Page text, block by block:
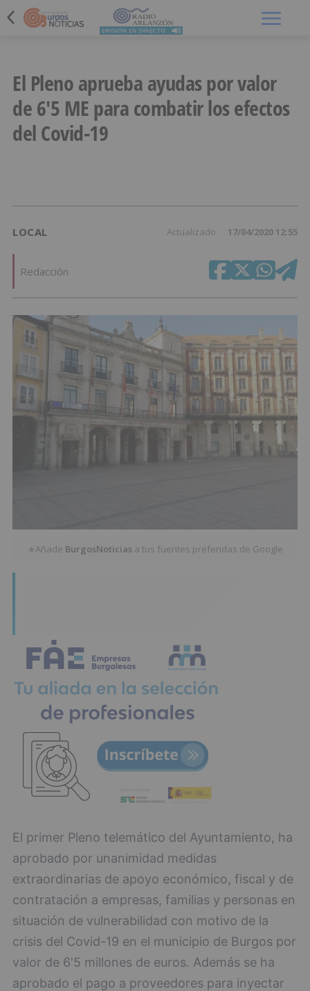
El Pleno aprueba ayudas por valor
de 6'5 ME para combatir los efectos
del Covid-19
LOCAL Actualizado 17/04/2020 12:55
Redacción
★Añade BurgosNoticias a tus fuentes preferidas de Google
El primer Pleno telemático del Ayuntamiento, ha
aprobado por unanimidad medidas
extraordinarias de apoyo económico, fiscal y de
contratación a empresas, familias y personas en
situación de vulnerabilidad con motivo de la
crisis del Covid-19 en el municipio de Burgos por
valor de 6'5 millones de euros. Además se ha
aprobado el pago a proveedores para inyectar